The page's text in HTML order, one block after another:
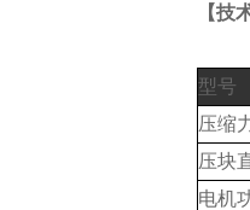
【技
型号
压缩
压块
电机